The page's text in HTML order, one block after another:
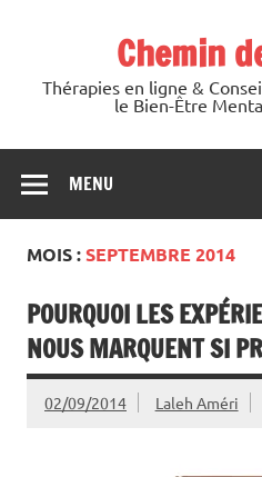
Chemin
Thérapies en ligne &
le Bien-Être
MENU
MOIS :SEPTEMBRE 2014
POURQUOI LES
NOUS MARQUENT SI
02/09/2014 Laleh Améri